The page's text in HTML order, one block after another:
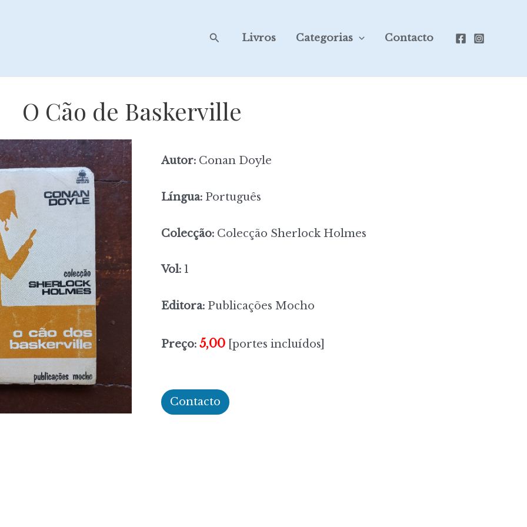
SearchLivros Categorias Contacto
O Cão de Baskerville
Autor: Conan Doyle
Língua: Português
Colecção: Colecção Sherlock Holmes
Vol: 1
Editora: Publicações Mocho
Preço: 5,00 [portes incluídos]
Contacto